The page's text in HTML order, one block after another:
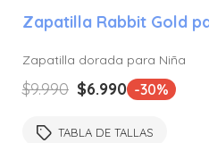
Zapatilla Rabbit Gold
Zapatilla dorada para Niña
$9.990 El
original
$6.990El
actual
-30%
TABLA DE TALLAS